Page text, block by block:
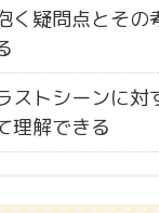
く疑問点とその
ストシーンに対
理解できる